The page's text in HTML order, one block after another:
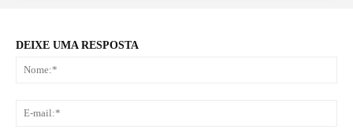
DEIXE UMA RESPOSTA